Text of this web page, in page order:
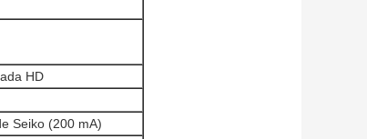
HD
Seiko (200 mA)